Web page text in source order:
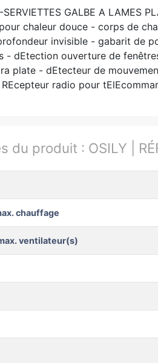
GALBE A LAMES
chaleur douce - corps de
invisible - gabarit de
- dEtection ouverture de
plate - dEtecteur de
radio pour
du produit : OSILY |
chauffage
ventilateur(s)